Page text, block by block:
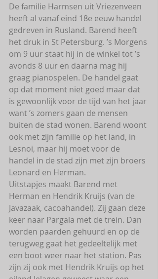
De familie Harmsen uit Vriezenveen
heeft al vanaf eind 18e eeuw handel
gedreven in Rusland. Barend heeft
het druk in St Petersburg. ’s Morgens
om 9 uur staat hij in de winkel tot ’s
avonds 8 uur en daarna mag hij
graag pianospelen. De handel gaat
op dat moment niet goed maar dat
is gewoonlijk voor de tijd van het jaar
want ’s zomers gaan de mensen
buiten de stad wonen. Barend woont
ook met zijn familie op het land, in
Lesnoi, maar hij moet voor de
handel in de stad zijn met zijn broers
Leonard en Herman.
Uitstapjes maakt Barend met
Herman en Hendrik Kruijs (van de
Javazaak, cacoahandel). Zij gaan deze
keer naar Pargala met de trein. Dan
worden paarden gehuurd en op de
terugweg gaat het gedeeltelijk met
een boot weer naar het station. Pas
zijn zij ook met Hendrik Kruijs op het